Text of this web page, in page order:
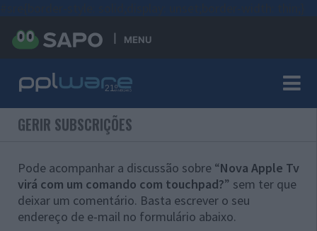
MENU
GERIR SUBSCRIÇÕES
Pode acompanhar a discussão sobre “Nova Apple Tv
virá com um comando com touchpad?” sem ter que
deixar um comentário. Basta escrever o seu
endereço de e-mail no formulário abaixo.